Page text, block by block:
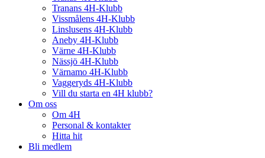
Tranans 4H-Klubb
Vissmålens 4H-Klubb
Linslusens 4H-Klubb
Aneby 4H-Klubb
Värne 4H-Klubb
Nässjö 4H-Klubb
Värnamo 4H-Klubb
Vaggeryds 4H-Klubb
Vill du starta en 4H klubb?
Om oss
Om 4H
Personal & kontakter
Hitta hit
Bli medlem